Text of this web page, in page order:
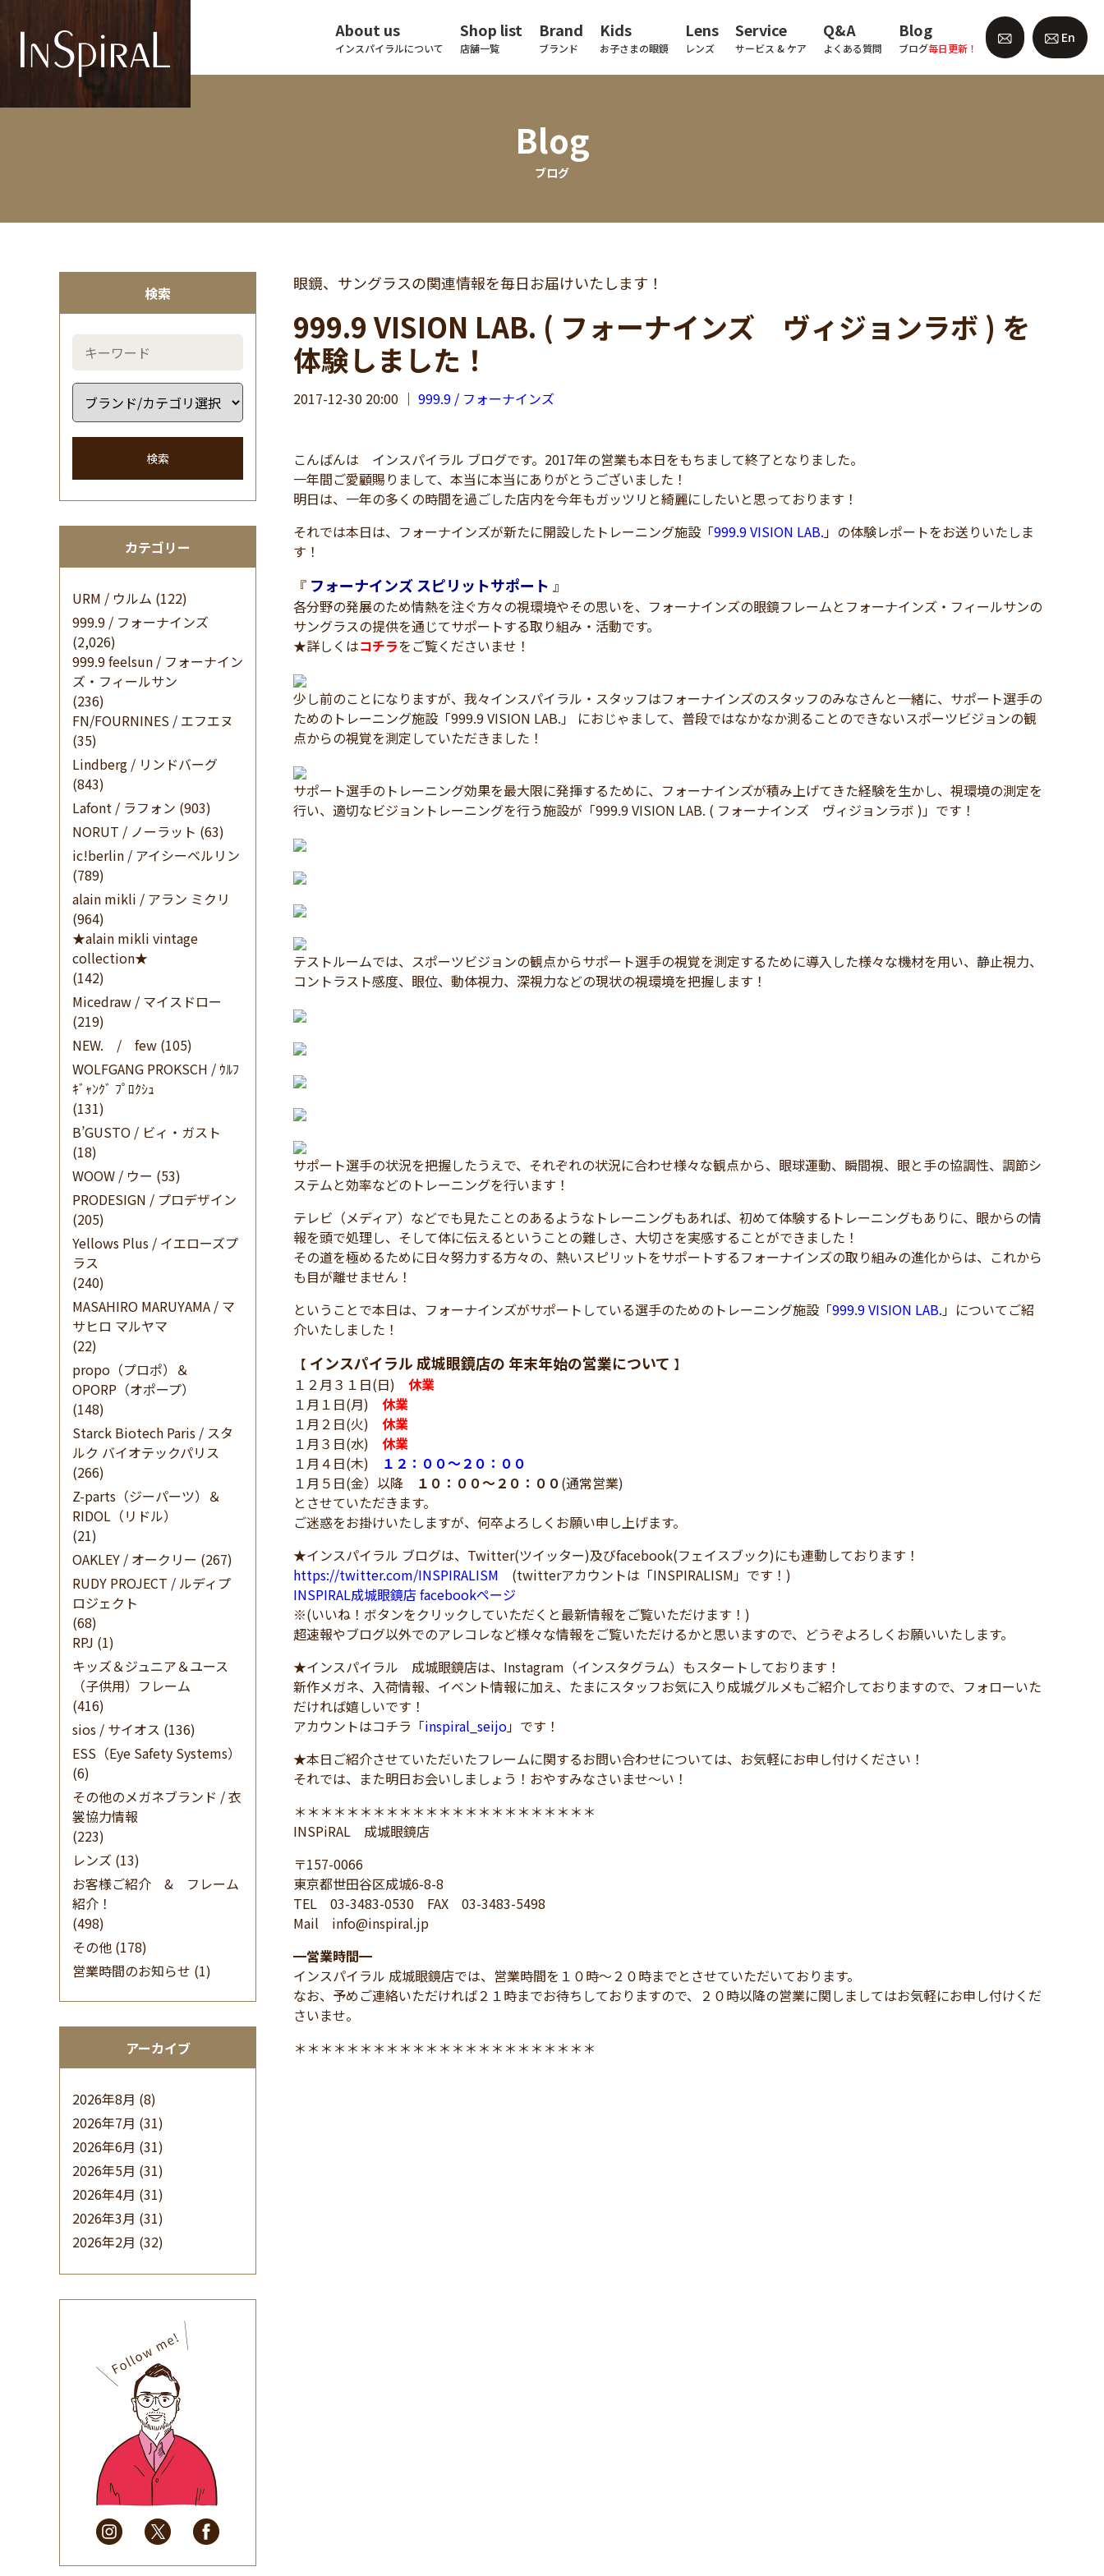
About us
インスパイラルについて
Shop list
店舗一覧
Brand
ブランド
Kids
お子さまの眼鏡
Lens
レンズ
Service
サービス & ケア
Q&A
よくある質問
Blog
ブログ毎日更新！
En
Blog
ブログ
検索
検索
カテゴリー
URM / ウルム (122)
999.9 / フォーナインズ
(2,026)
999.9 feelsun / フォーナイン
ズ・フィールサン
(236)
FN/FOURNINES / エフエヌ
(35)
Lindberg / リンドバーグ
(843)
Lafont / ラフォン (903)
NORUT / ノーラット (63)
ic!berlin / アイシーベルリン
(789)
alain mikli / アラン ミクリ
(964)
★alain mikli vintage
collection★
(142)
Micedraw / マイスドロー
(219)
NEW. / few (105)
WOLFGANG PROKSCH / ｳﾙﾌ
ｷﾞｬﾝｸﾞ ﾌﾟﾛｸｼｭ
(131)
B’GUSTO / ビィ・ガスト
(18)
WOOW / ウー (53)
PRODESIGN / プロデザイン
(205)
Yellows Plus / イエローズプ
ラス
(240)
MASAHIRO MARUYAMA / マ
サヒロ マルヤマ
(22)
propo（プロポ）＆
OPORP（オポープ）
(148)
Starck Biotech Paris / スタ
ルク バイオテックパリス
(266)
Z-parts（ジーパーツ）＆
RIDOL（リドル）
(21)
OAKLEY / オークリー (267)
RUDY PROJECT / ルディプ
ロジェクト
(68)
RPJ (1)
キッズ＆ジュニア＆ユース
（子供用）フレーム
(416)
sios / サイオス (136)
ESS（Eye Safety Systems）
(6)
その他のメガネブランド / 衣
裳協力情報
(223)
レンズ (13)
お客様ご紹介 & フレーム
紹介！
(498)
その他 (178)
営業時間のお知らせ (1)
アーカイブ
2026年8月 (8)
2026年7月 (31)
2026年6月 (31)
2026年5月 (31)
2026年4月 (31)
2026年3月 (31)
2026年2月 (32)
(32)
2025年9月(30)
2025年8月(31)
2025年7月(37)
2025年6月(48)
2025年5月
(41)
2025年4月
(32)
2025年3月(31)
2025年2月
(28)
2025年1月
(34)
眼鏡、サングラスの関連情報を毎日お届けいたします！
999.9 VISION LAB. ( フォーナインズ ヴィジョンラボ ) を
体験しました！
2017-12-30 20:00 ｜ 999.9 / フォーナインズ
こんばんは インスパイラル ブログです。2017年の営業も本日をもちまして終了となりました。
一年間ご愛顧賜りまして、本当に本当にありがとうございました！
明日は、一年の多くの時間を過ごした店内を今年もガッツリと綺麗にしたいと思っております！
それでは本日は、フォーナインズが新たに開設したトレーニング施設「999.9 VISION LAB.」の体験レポートをお送りいたしま
す！
『 フォーナインズ スピリットサポート 』
各分野の発展のため情熱を注ぐ方々の視環境やその思いを、フォーナインズの眼鏡フレームとフォーナインズ・フィールサンの
サングラスの提供を通じてサポートする取り組み・活動です。
★詳しくはコチラをご覧くださいませ！
少し前のことになりますが、我々インスパイラル・スタッフはフォーナインズのスタッフのみなさんと一緒に、サポート選手の
ためのトレーニング施設「999.9 VISION LAB.」 におじゃまして、普段ではなかなか測ることのできないスポーツビジョンの観
点からの視覚を測定していただきました！
サポート選手のトレーニング効果を最大限に発揮するために、フォーナインズが積み上げてきた経験を生かし、視環境の測定を
行い、適切なビジョントレーニングを行う施設が「999.9 VISION LAB. ( フォーナインズ ヴィジョンラボ )」です！
テストルームでは、スポーツビジョンの観点からサポート選手の視覚を測定するために導入した様々な機材を用い、静止視力、
コントラスト感度、眼位、動体視力、深視力などの現状の視環境を把握します！
サポート選手の状況を把握したうえで、それぞれの状況に合わせ様々な観点から、眼球運動、瞬間視、眼と手の協調性、調節シ
ステムと効率などのトレーニングを行います！
テレビ（メディア）などでも見たことのあるようなトレーニングもあれば、初めて体験するトレーニングもありに、眼からの情
報を頭で処理し、そして体に伝えるということの難しさ、大切さを実感することができました！
その道を極めるために日々努力する方々の、熱いスピリットをサポートするフォーナインズの取り組みの進化からは、これから
も目が離せません！
ということで本日は、フォーナインズがサポートしている選手のためのトレーニング施設「999.9 VISION LAB.」についてご紹
介いたしました！
【 インスパイラル 成城眼鏡店の 年末年始の営業について 】
１２月３１日(日) 休業
１月１日(月) 休業
１月２日(火) 休業
１月３日(水) 休業
１月４日(木)
１２：００～２０：００
１月５日(金）以降
１０：００～２０：００(通常営業)
とさせていただきます。
ご迷惑をお掛けいたしますが、何卒よろしくお願い申し上げます。
★インスパイラル ブログは、Twitter(ツイッター)及びfacebook(フェイスブック)にも連動しております！
https://twitter.com/INSPIRALISM (twitterアカウントは「INSPIRALISM」です！)
INSPIRAL成城眼鏡店 facebookページ
※(いいね！ボタンをクリックしていただくと最新情報をご覧いただけます！)
超速報やブログ以外でのアレコレなど様々な情報をご覧いただけるかと思いますので、どうぞよろしくお願いいたします。
★インスパイラル 成城眼鏡店は、Instagram（インスタグラム）もスタートしております！
新作メガネ、入荷情報、イベント情報に加え、たまにスタッフお気に入り成城グルメもご紹介しておりますので、フォローいた
だければ嬉しいです！
アカウントはコチラ「inspiral_seijo」です！
★本日ご紹介させていただいたフレームに関するお問い合わせについては、お気軽にお申し付けください！
それでは、また明日お会いしましょう！おやすみなさいませ～い！
＊＊＊＊＊＊＊＊＊＊＊＊＊＊＊＊＊＊＊＊＊＊＊
INSPiRAL 成城眼鏡店
〒157-0066
東京都世田谷区成城6-8-8
TEL 03-3483-0530 FAX 03-3483-5498
Mail info@inspiral.jp
━営業時間━
インスパイラル 成城眼鏡店では、営業時間を１０時～２０時までとさせていただいております。
なお、予めご連絡いただければ２１時までお待ちしておりますので、２０時以降の営業に関しましてはお気軽にお申し付けくだ
さいませ。
＊＊＊＊＊＊＊＊＊＊＊＊＊＊＊＊＊＊＊＊＊＊＊